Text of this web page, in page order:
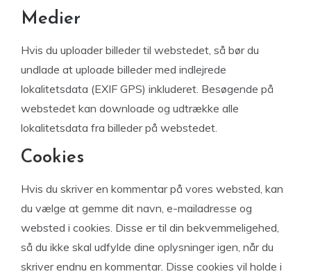
Medier
Hvis du uploader billeder til webstedet, så bør du
undlade at uploade billeder med indlejrede
lokalitetsdata (EXIF GPS) inkluderet. Besøgende på
webstedet kan downloade og udtrække alle
lokalitetsdata fra billeder på webstedet.
Cookies
Hvis du skriver en kommentar på vores websted, kan
du vælge at gemme dit navn, e-mailadresse og
websted i cookies. Disse er til din bekvemmeligehed,
så du ikke skal udfylde dine oplysninger igen, når du
skriver endnu en kommentar. Disse cookies vil holde i